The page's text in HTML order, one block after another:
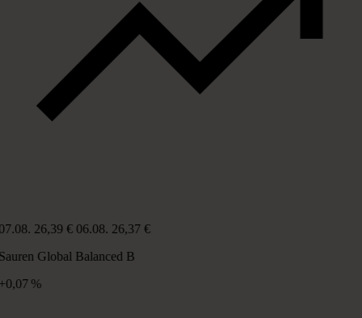
26,39 € 06.08. 26,37 €
Global Balanced B
%